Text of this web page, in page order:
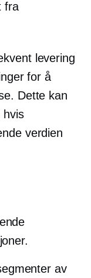
fra
levering
for å
Dette kan
hvis
verdien
av